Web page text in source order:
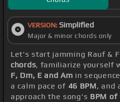
VERSION: Simplified
Major & minor chords only
Let's start jamming Rauf &
chords, familiarize yourself
F, Dm, E and Am in
a calm pace of 46 BPM, and
approach the song's BPM of